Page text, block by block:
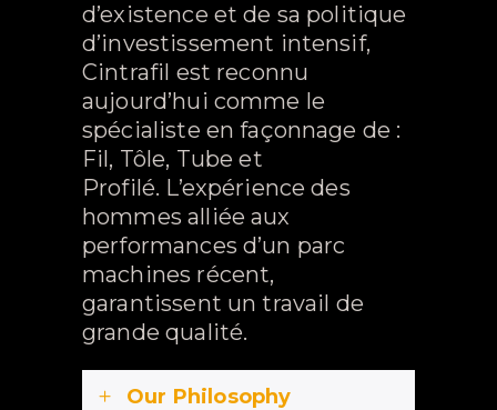
d’existence et de sa politique
d’investissement intensif,
Cintrafil est reconnu
aujourd’hui comme le
spécialiste en façonnage de :
Fil, Tôle, Tube et
Profilé. L’expérience des
hommes alliée aux
performances d’un parc
machines récent,
garantissent un travail de
grande qualité.
Our Philosophy